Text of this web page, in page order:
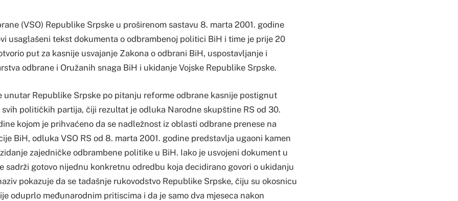
(VSO) Republike Srpske u proširenom sastavu 8. marta 2001. godine
usaglašeni tekst dokumenta o odbrambenoj politici BiH i time je prije 20
put za kasnije usvajanje Zakona o odbrani BiH, uspostavljanje i
odbrane i Oružanih snaga BiH i ukidanje Vojske Republike Srpske.
unutar Republike Srpske po pitanju reforme odbrane kasnije postignut
političkih partija, čiji rezultat je odluka Narodne skupštine RS od 30.
kojom je prihvaćeno da se nadležnost iz oblasti odbrane prenese na
BiH, odluka VSO RS od 8. marta 2001. godine predstavlja ugaoni kamen
zajedničke odbrambene politike u BiH. Iako je usvojeni dokument u
sadrži gotovo nijednu konkretnu odredbu koja decidirano govori o ukidanju
pokazuje da se tadašnje rukovodstvo Republike Srpske, čiju su okosnicu
oduprlo međunarodnim pritiscima i da je samo dva mjeseca nakon